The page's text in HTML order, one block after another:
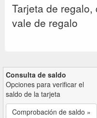
Tarjeta de
vale de regalo
Consulta de saldo
Opciones para verificar el
saldo de la tarjeta
Comprobación de saldo »